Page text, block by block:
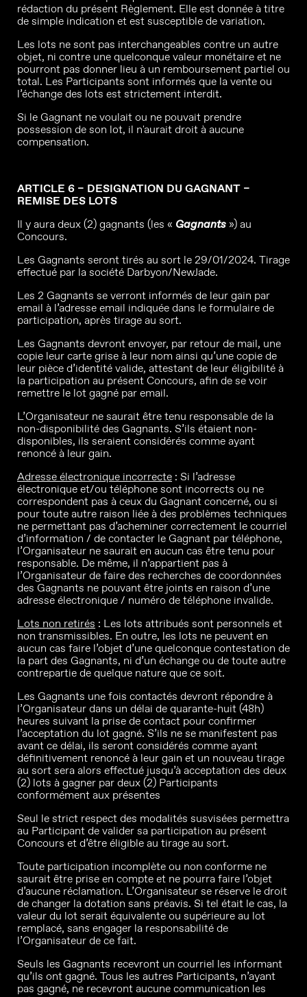
rédaction du présent Règlement. Elle est donnée à titre
de simple indication et est susceptible de variation.
Les lots ne sont pas interchangeables contre un autre
objet, ni contre une quelconque valeur monétaire et ne
pourront pas donner lieu à un remboursement partiel ou
total. Les Participants sont informés que la vente ou
l’échange des lots est strictement interdit.
Si le Gagnant ne voulait ou ne pouvait prendre
possession de son lot, il n'aurait droit à aucune
compensation.
ARTICLE 6 – DESIGNATION DU GAGNANT –
REMISE DES LOTS
Il y aura deux (2) gagnants (les « Gagnants ») au
Concours.
Les Gagnants seront tirés au sort le 29/01/2024. Tirage
effectué par la société Darbyon/NewJade.
Les 2 Gagnants se verront informés de leur gain par
email à l’adresse email indiquée dans le formulaire de
participation, après tirage au sort.
Les Gagnants devront envoyer, par retour de mail, une
copie leur carte grise à leur nom ainsi qu’une copie de
leur pièce d’identité valide, attestant de leur éligibilité à
la participation au présent Concours, afin de se voir
remettre le lot gagné par email.
L’Organisateur ne saurait être tenu responsable de la
non-disponibilité des Gagnants. S’ils étaient non-
disponibles, ils seraient considérés comme ayant
renoncé à leur gain.
Adresse électronique incorrecte : Si l’adresse
électronique et/ou téléphone sont incorrects ou ne
correspondent pas à ceux du Gagnant concerné, ou si
pour toute autre raison liée à des problèmes techniques
ne permettant pas d’acheminer correctement le courriel
d’information / de contacter le Gagnant par téléphone,
l’Organisateur ne saurait en aucun cas être tenu pour
responsable. De même, il n’appartient pas à
l’Organisateur de faire des recherches de coordonnées
des Gagnants ne pouvant être joints en raison d’une
adresse électronique / numéro de téléphone invalide.
Lots non retirés : Les lots attribués sont personnels et
non transmissibles. En outre, les lots ne peuvent en
aucun cas faire l’objet d’une quelconque contestation de
la part des Gagnants, ni d’un échange ou de toute autre
contrepartie de quelque nature que ce soit.
Les Gagnants une fois contactés devront répondre à
l’Organisateur dans un délai de quarante-huit (48h)
heures suivant la prise de contact pour confirmer
l’acceptation du lot gagné. S’ils ne se manifestent pas
avant ce délai, ils seront considérés comme ayant
définitivement renoncé à leur gain et un nouveau tirage
au sort sera alors effectué jusqu’à acceptation des deux
(2) lots à gagner par deux (2) Participants
conformément aux présentes
Seul le strict respect des modalités susvisées permettra
au Participant de valider sa participation au présent
Concours et d’être éligible au tirage au sort.
Toute participation incomplète ou non conforme ne
saurait être prise en compte et ne pourra faire l’objet
d’aucune réclamation. L’Organisateur se réserve le droit
de changer la dotation sans préavis. Si tel était le cas, la
valeur du lot serait équivalente ou supérieure au lot
remplacé, sans engager la responsabilité de
l’Organisateur de ce fait.
Seuls les Gagnants recevront un courriel les informant
qu’ils ont gagné. Tous les autres Participants, n’ayant
pas gagné, ne recevront aucune communication les